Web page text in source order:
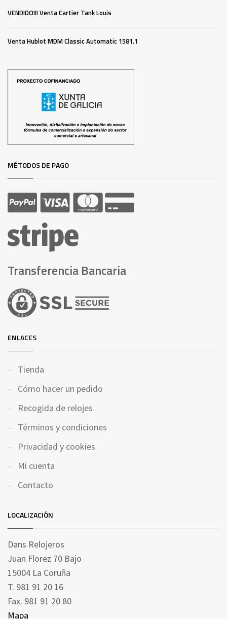
VENDIDO!!! Venta Cartier Tank Louis
Venta Hublot MDM Classic Automatic 1581.1
MÉTODOS DE PAGO
Transferencia Bancaria
ENLACES
Tienda
Cómo hacer un pedido
Recogida de relojes
Términos y condiciones
Privacidad y cookies
Mi cuenta
Contacto
LOCALIZACIÓN
Dans Relojeros
Juan Florez 70 Bajo
15004 La Coruña
T. 981 91 20 16
Fax. 981 91 20 80
Mapa